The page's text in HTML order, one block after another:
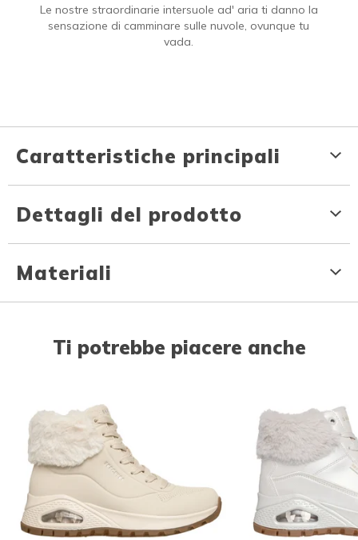
Le nostre straordinarie intersuole ad' aria ti danno la
sensazione di camminare sulle nuvole, ovunque tu
vada.
Caratteristiche principali
Dettagli del prodotto
Materiali
Ti potrebbe piacere anche